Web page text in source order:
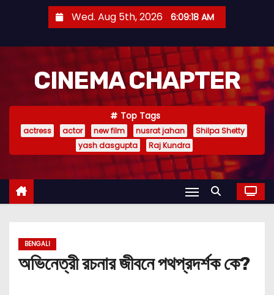
e
Wed. Aug 5th, 2026 6:09:19 AM
CINEMA CHAPTER
Top Tags
actress actor new film nusrat jahan
Shilpa Shetty
yash dasgupta
Raj Kundra
BENGALI
অভিনেত্রী রচনার জীবনে পথপ্রদর্শক কে?